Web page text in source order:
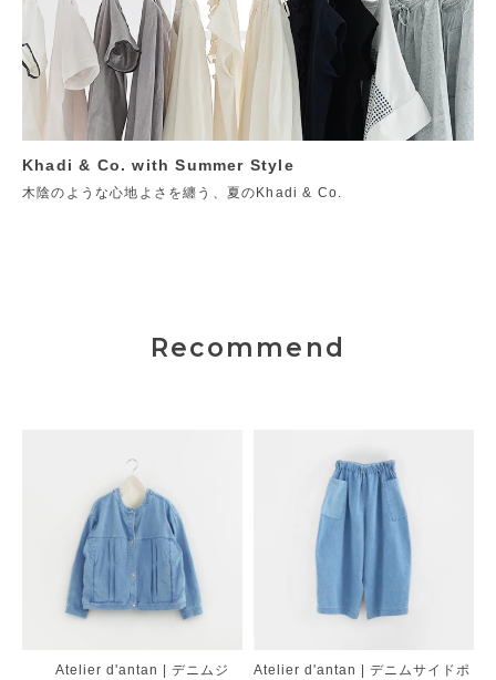
Khadi & Co. with Summer Style
木陰のような心地よさを纏う、夏のKhadi & Co.
Recommend
Atelier d'antan | デニムジ
Atelier d'antan | デニムサイドポ